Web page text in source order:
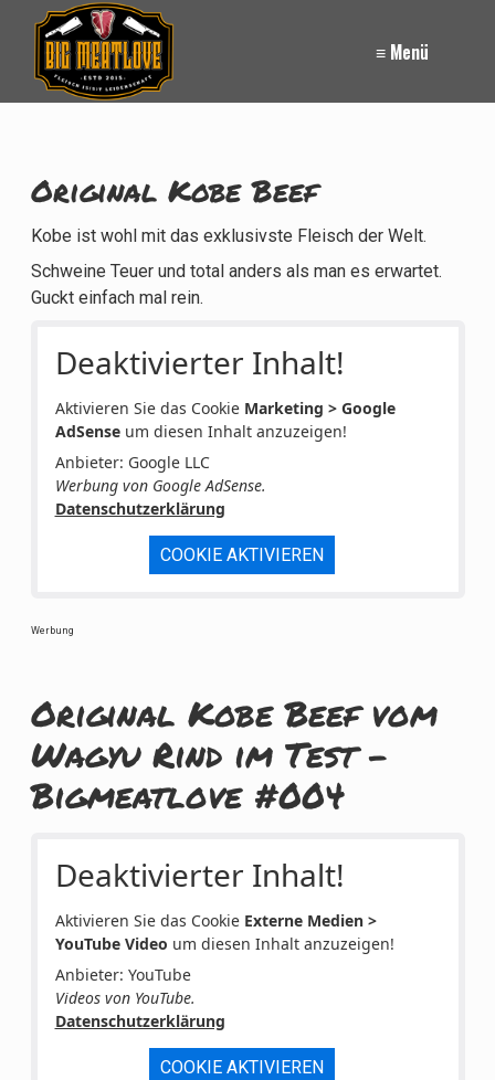
≡ Menü
Original Kobe Beef
Kobe ist wohl mit das exklusivste Fleisch der Welt.
Schweine Teuer und total anders als man es erwartet.
Guckt einfach mal rein.
Deaktivierter Inhalt!
Aktivieren Sie das Cookie Marketing > Google
AdSenseum diesen Inhalt anzuzeigen!
Anbieter: Google LLC
Werbung von Google AdSense.
Datenschutzerklärung
COOKIE AKTIVIEREN
Werbung
Original Kobe Beef vom
Wagyu Rind im Test -
Bigmeatlove #004
Deaktivierter Inhalt!
Aktivieren Sie das Cookie Externe Medien >
YouTube Video um diesen Inhalt anzuzeigen!
Anbieter: YouTube
Videos von YouTube.
Datenschutzerklärung
COOKIE AKTIVIEREN